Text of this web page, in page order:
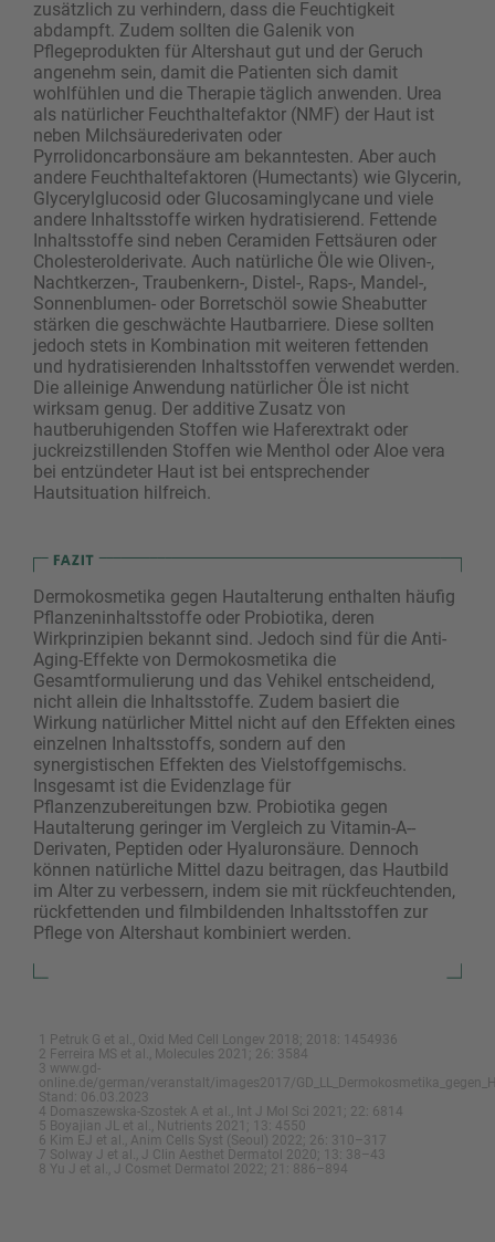
zusätzlich zu verhindern, dass die Feuchtigkeit
abdampft. Zudem sollten die Galenik von
Pflegeprodukten für Altershaut gut und der Geruch
angenehm sein, damit die Patienten sich damit
wohlfühlen und die Therapie täglich anwenden. Urea
als natürlicher Feuchthaltefaktor (NMF) der Haut ist
neben Milchsäurederivaten oder
Pyrrolidoncarbonsäure am bekanntesten. Aber auch
andere Feuchthaltefaktoren (Humectants) wie Glycerin,
Glycerylglucosid oder Glucosaminglycane und viele
andere Inhaltsstoffe wirken hydratisierend. Fettende
Inhaltsstoffe sind neben Ceramiden Fettsäuren oder
Cholesterolderivate. Auch natürliche Öle wie Oliven-,
Nachtkerzen-, Traubenkern-, Distel-, Raps-, Mandel-,
Sonnenblumen- oder Borretschöl sowie Sheabutter
stärken die geschwächte Hautbarriere. Diese sollten
jedoch stets in Kombination mit weiteren fettenden
und hydratisierenden Inhaltsstoffen verwendet werden.
Die alleinige Anwendung natürlicher Öle ist nicht
wirksam genug. Der additive Zusatz von
hautberuhigenden Stoffen wie Haferextrakt oder
juckreizstillenden Stoffen wie Menthol oder Aloe vera
bei entzündeter Haut ist bei entsprechender
Hautsituation hilfreich.
Dermokosmetika gegen Hautalterung enthalten häufig
Pflanzeninhaltsstoffe oder Probiotika, ­deren
Wirkprinzipien bekannt sind. Jedoch sind für die Anti-
Aging-Effekte von Dermokosmetika die
Gesamtformulierung und das Vehikel entscheidend,
nicht allein die Inhaltsstoffe. Zudem basiert die
Wirkung natürlicher Mittel nicht auf den Effekten eines
einzelnen Inhaltsstoffs, sondern auf den
synergistischen Effekten des Vielstoffgemischs.
Insgesamt ist die Evidenzlage für
Pflanzenzubereitungen bzw. Probiotika gegen
Hautalterung geringer im Vergleich zu Vita­min-A-­
Derivaten, Peptiden oder Hyaluronsäure. ­Dennoch
können natürliche Mittel dazu beitragen, das Hautbild
im Alter zu verbessern, indem sie mit rückfeuchtenden,
rückfettenden und filmbildenden Inhaltsstoffen zur
Pflege von Altershaut kombiniert werden.
1 Petruk G et al., Oxid Med Cell Longev 2018; 2018: 1454936
2 Ferreira MS et al., Molecules 2021; 26: 3584
3 www.gd-
online.de/german/veranstalt/images2017/
Stand: 06.03.2023
4 Domaszewska-Szostek A et al., Int J Mol Sci 2021; 22: 6814
5 Boyajian JL et al., Nutrients 2021; 13: 4550
6 Kim EJ et al., Anim Cells Syst (Seoul) 2022; 26: 310–317
7 Solway J et al., J Clin Aesthet Dermatol 2020; 13: 38–43
8 Yu J et al., J Cosmet Dermatol 2022; 21: 886–894